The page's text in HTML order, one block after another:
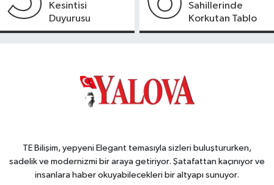
Kesintisi
Duyurusu
Sahillerinde
Korkutan Tablo
TE Bilişim, yepyeni Elegant temasıyla sizleri buluştururken,
sadelik ve modernizmi bir araya getiriyor. Şatafattan kaçınıyor ve
insanlara haber okuyabilecekleri bir altyapı sunuyor.